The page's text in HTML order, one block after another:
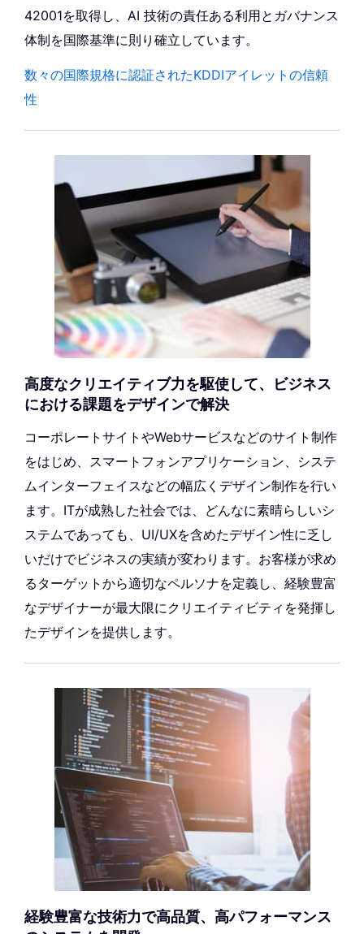
42001を取得し、AI 技術の責任ある利用とガバナンス
体制を国際基準に則り確立しています。
数々の国際規格に認証されたKDDIアイレットの信頼
性
高度なクリエイティブ力を駆使して、ビジネス
における課題をデザインで解決
コーポレートサイトやWebサービスなどのサイト制作
をはじめ、スマートフォンアプリケーション、システ
ムインターフェイスなどの幅広くデザイン制作を行い
ます。ITが成熟した社会では、どんなに素晴らしいシ
ステムであっても、UI/UXを含めたデザイン性に乏し
いだけでビジネスの実績が変わります。お客様が求め
るターゲットから適切なペルソナを定義し、経験豊富
なデザイナーが最大限にクリエイティビティを発揮し
たデザインを提供します。
経験豊富な技術力で高品質、 高パフォーマンス